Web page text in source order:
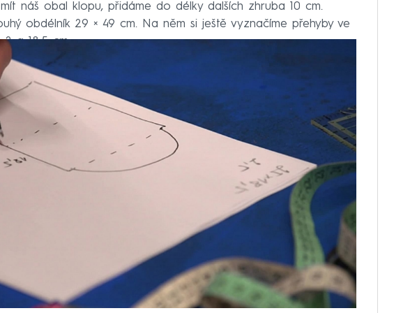
náš obal klopu, přidáme do délky dalších zhruba 10 cm.
obdélník 29 × 49 cm. Na něm si ještě vyznačíme přehyby ve
2 a 18,5 cm.